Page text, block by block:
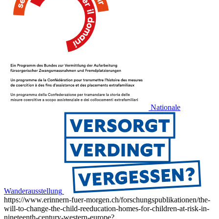
Nationale
Wanderausstellung
https://www.erinnern-fuer-morgen.ch/forschungspublikationen/the-
will-to-change-the-child-reeducation-homes-for-children-at-risk-in-